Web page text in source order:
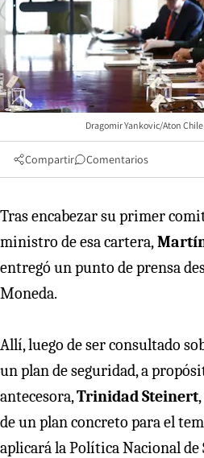
Dragomir Yankovic/Aton Chile
Compartir Comentarios
Tras encabezar su primer
ministro de esa cartera,
entregó un punto de prensa
Moneda.
Allí, luego de ser consultado
un plan de seguridad, a
antecesora,Trinidad Steinert
de un plan concreto para el
aplicará la Política Nacional de